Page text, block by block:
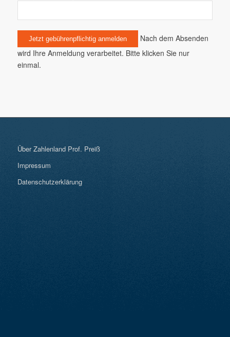
Nach dem Absenden
wird Ihre Anmeldung verarbeitet. Bitte klicken Sie nur
einmal.
Über Zahlenland Prof. Preiß
Impressum
Datenschutzerklärung